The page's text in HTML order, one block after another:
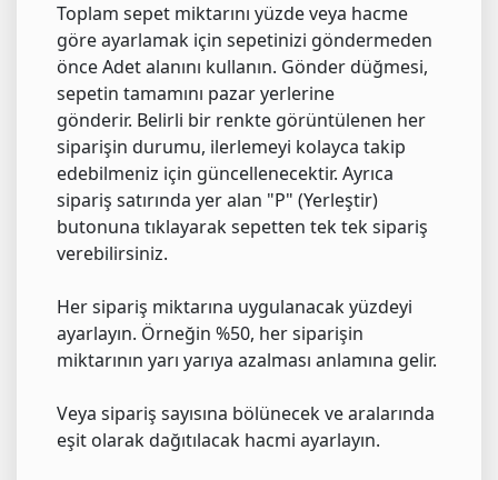
Toplam sepet miktarını yüzde veya hacme
göre ayarlamak için sepetinizi göndermeden
önce Adet alanını kullanın. Gönder düğmesi,
sepetin tamamını pazar yerlerine
gönderir. Belirli bir renkte görüntülenen her
siparişin durumu, ilerlemeyi kolayca takip
edebilmeniz için güncellenecektir. Ayrıca
sipariş satırında yer alan "P" (Yerleştir)
butonuna tıklayarak sepetten tek tek sipariş
verebilirsiniz.
Her sipariş miktarına uygulanacak yüzdeyi
ayarlayın. Örneğin %50, her siparişin
miktarının yarı yarıya azalması anlamına gelir.
Veya sipariş sayısına bölünecek ve aralarında
eşit olarak dağıtılacak hacmi ayarlayın.